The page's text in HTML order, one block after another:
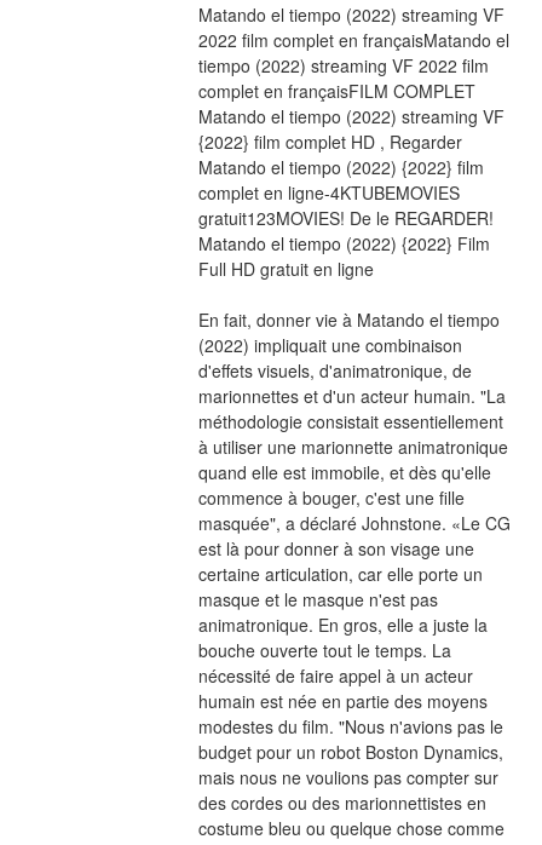
Matando el tiempo (2022) streaming VF
2022 film complet en françaisMatando el
tiempo (2022) streaming VF 2022 film
complet en françaisFILM COMPLET
Matando el tiempo (2022) streaming VF
{2022} film complet HD , Regarder
Matando el tiempo (2022) {2022} film
complet en ligne-4KTUBEMOVIES
gratuit123MOVIES! De le REGARDER!
Matando el tiempo (2022) {2022} Film
Full HD gratuit en ligne
En fait, donner vie à Matando el tiempo
(2022) impliquait une combinaison
d'effets visuels, d'animatronique, de
marionnettes et d'un acteur humain. "La
méthodologie consistait essentiellement
à utiliser une marionnette animatronique
quand elle est immobile, et dès qu'elle
commence à bouger, c'est une fille
masquée", a déclaré Johnstone. «Le CG
est là pour donner à son visage une
certaine articulation, car elle porte un
masque et le masque n'est pas
animatronique. En gros, elle a juste la
bouche ouverte tout le temps. La
nécessité de faire appel à un acteur
humain est née en partie des moyens
modestes du film. "Nous n'avions pas le
budget pour un robot Boston Dynamics,
mais nous ne voulions pas compter sur
des cordes ou des marionnettistes en
costume bleu ou quelque chose comme